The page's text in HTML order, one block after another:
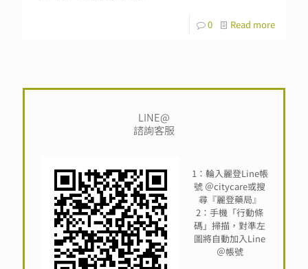
0 Read more
LINE@
諮詢客服
1：輪入麗登Line帳
號 ＠citycare或搜
尋『麗登藥局』
2：手機「行動條
碼」掃描，對準左
圖將自動加入Line
＠帳號